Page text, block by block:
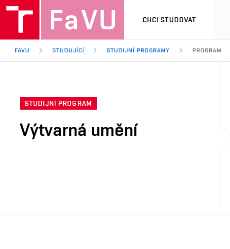
CHCI STUDOVAT
FAVU STUDUJÍCÍ STUDIJNÍ PROGRAMY PROGRAM
STUDIJNÍ PROGRAM
Výtvarná umění